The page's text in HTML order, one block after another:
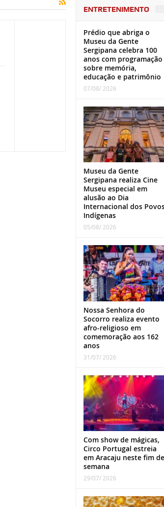
ENTRETENIMENTO
Prédio que abriga o
Museu da Gente
Sergipana celebra 100
anos com programação
sobre memória,
educação e patrimônio
07/08/ 2026
Museu da Gente
Sergipana realiza Cine
Museu especial em
alusão ao Dia
Internacional dos
Indígenas
05/08/ 2026
Nossa Senhora do
Socorro realiza evento
afro-religioso em
comemoração aos 162
anos
31/07/ 2026
Com show de mágicas,
Circo Portugal estreia
em Aracaju neste fim de
semana
29/07/ 2026